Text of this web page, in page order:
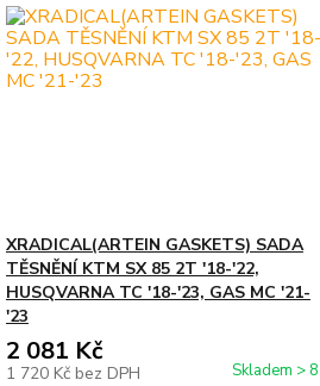
XRADICAL(ARTEIN GASKETS) SADA
TĚSNĚNÍ KTM SX 85 2T '18-'22,
HUSQVARNA TC '18-'23, GAS MC '21-
'23
2 081 Kč
1 720 Kč bez DPH Skladem > 8